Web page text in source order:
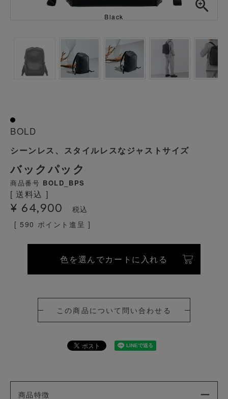
Black
BOLD
シーンレス、スタイルレスなジャストサイズ
バックパック
商品番号 BOLD_BPS
送料込
¥ 64,900
税込
[ 590 ポイント進呈 ]
色を選んでカートに入れる
この商品について問い合わせる
商品特徴